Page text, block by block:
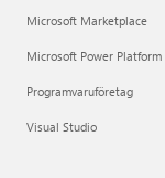
Microsoft Marketplace
Microsoft Power Platform
Programvaruföretag
Visual Studio